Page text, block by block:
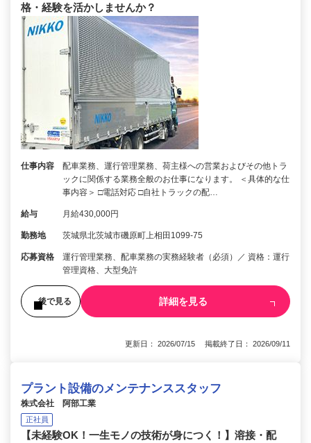
格・経験を活かしませんか？
仕事内容
配車業務、運行管理業務、荷主様への営業およびその他トラ
ックに関係する業務全般のお仕事になります。 ＜具体的な仕
事内容＞ □電話対応 □自社トラックの配…
給与 月給430,000円
勤務地 茨城県北茨城市磯原町上相田1099-75
応募資格
運行管理業務、配車業務の実務経験者（必須）／ 資格：運行
管理資格、大型免許
後で見る 詳細を見る
更新日： 2026/07/15 掲載終了日： 2026/09/11
プラント設備のメンテナンススタッフ
株式会社 阿部工業
正社員
【未経験OK！一生モノの技術が身につく！】溶接・配